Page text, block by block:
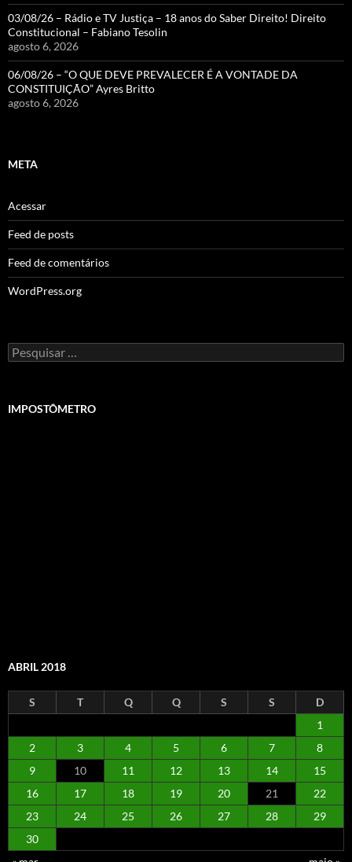
03/08/26 – Rádio e TV Justiça – 18 anos do Saber Direito! Direito
Constitucional – Fabiano Tesolin
agosto 6, 2026
06/08/26 – “O QUE DEVE PREVALECER É A VONTADE DA
CONSTITUIÇÃO” Ayres Britto
agosto 6, 2026
META
Acessar
Feed de posts
Feed de comentários
WordPress.org
Pesquisar
por:
IMPOSTÔMETRO
ABRIL 2018
S T Q Q S S
D
1
2
3 4 5 6 7
8
9
10 11 12 13 14
15
16
17 18 19 20 21
22
23
24 25 26 27 28
29
30